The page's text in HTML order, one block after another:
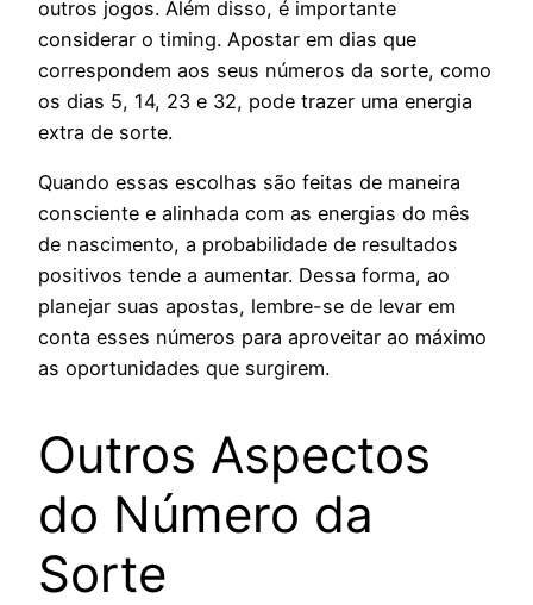
outros jogos. Além disso, é importante
considerar o timing. Apostar em dias que
correspondem aos seus números da sorte, como
os dias 5, 14, 23 e 32, pode trazer uma energia
extra de sorte.
Quando essas escolhas são feitas de maneira
consciente e alinhada com as energias do mês
de nascimento, a probabilidade de resultados
positivos tende a aumentar. Dessa forma, ao
planejar suas apostas, lembre-se de levar em
conta esses números para aproveitar ao máximo
as oportunidades que surgirem.
Outros Aspectos
do Número da
Sorte